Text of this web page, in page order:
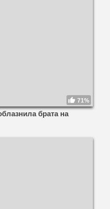
71%
брата на